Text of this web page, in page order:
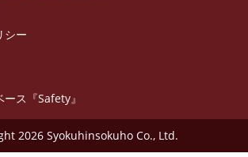
シー
ス『Safety』
2026 Syokuhinsokuho Co., Ltd.